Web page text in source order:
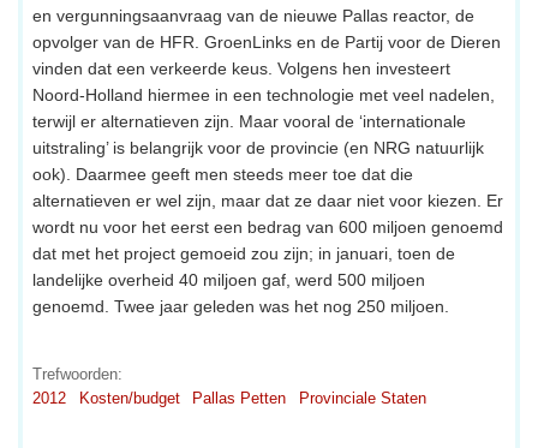
en vergunningsaanvraag van de nieuwe Pallas reactor, de
opvolger van de HFR. GroenLinks en de Partij voor de Dieren
vinden dat een verkeerde keus. Volgens hen investeert
Noord-Holland hiermee in een technologie met veel nadelen,
terwijl er alternatieven zijn. Maar vooral de ‘internationale
uitstraling’ is belangrijk voor de provincie (en NRG natuurlijk
ook). Daarmee geeft men steeds meer toe dat die
alternatieven er wel zijn, maar dat ze daar niet voor kiezen. Er
wordt nu voor het eerst een bedrag van 600 miljoen genoemd
dat met het project gemoeid zou zijn; in januari, toen de
landelijke overheid 40 miljoen gaf, werd 500 miljoen
genoemd. Twee jaar geleden was het nog 250 miljoen.
Trefwoorden:
2012
Kosten/budget Pallas Petten Provinciale Staten